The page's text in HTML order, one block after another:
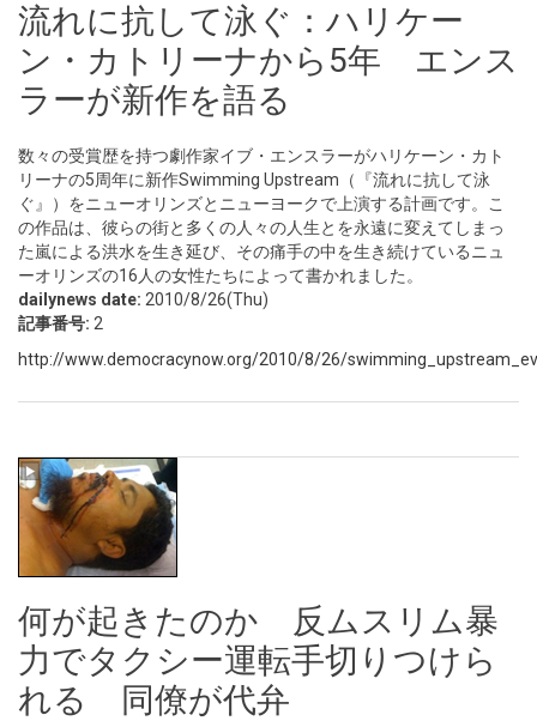
流れに抗して泳ぐ：ハリケー
ン・カトリーナから5年 エンス
ラーが新作を語る
数々の受賞歴を持つ劇作家イブ・エンスラーがハリケーン・カト
リーナの5周年に新作Swimming Upstream（『流れに抗して泳
ぐ』）をニューオリンズとニューヨークで上演する計画です。こ
の作品は、彼らの街と多くの人々の人生とを永遠に変えてしまっ
た嵐による洪水を生き延び、その痛手の中を生き続けているニュ
ーオリンズの16人の女性たちによって書かれました。
dailynews date: 2010/8/26(Thu)
記事番号: 2
http://www.democracynow.org/2010/8/26/
何が起きたのか 反ムスリム暴
力でタクシー運転手切りつけら
れる 同僚が代弁